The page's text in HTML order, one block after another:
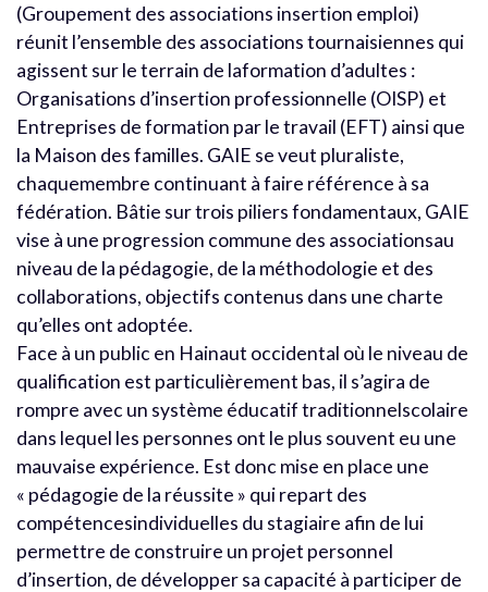
(Groupement des associations insertion emploi)
réunit l’ensemble des associations tournaisiennes qui
agissent sur le terrain de laformation d’adultes :
Organisations d’insertion professionnelle (OISP) et
Entreprises de formation par le travail (EFT) ainsi que
la Maison des familles. GAIE se veut pluraliste,
chaquemembre continuant à faire référence à sa
fédération. Bâtie sur trois piliers fondamentaux, GAIE
vise à une progression commune des associationsau
niveau de la pédagogie, de la méthodologie et des
collaborations, objectifs contenus dans une charte
qu’elles ont adoptée.
Face à un public en Hainaut occidental où le niveau de
qualification est particulièrement bas, il s’agira de
rompre avec un système éducatif traditionnelscolaire
dans lequel les personnes ont le plus souvent eu une
mauvaise expérience. Est donc mise en place une
« pédagogie de la réussite » qui repart des
compétencesindividuelles du stagiaire afin de lui
permettre de construire un projet personnel
d’insertion, de développer sa capacité à participer de